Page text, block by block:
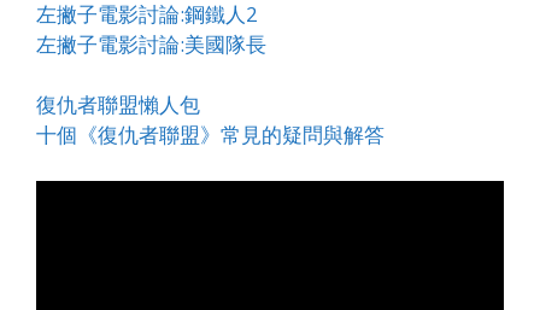
左撇子電影討論:鋼鐵人2
左撇子電影討論:美國隊長
復仇者聯盟懶人包
十個《復仇者聯盟》常見的疑問與解答